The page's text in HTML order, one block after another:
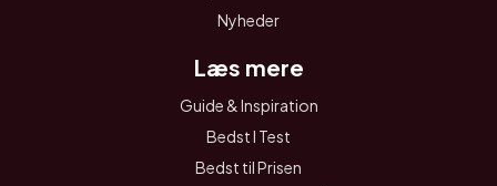
Nyheder
Læs mere
Guide & Inspiration
Bedst I Test
Bedst til Prisen